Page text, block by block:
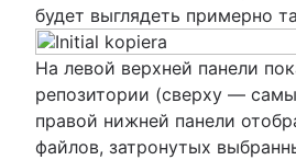
Основные идеи,
будет выглядеть примерно
На левой верхней панели
репозитории (сверху —
правой нижней панели
файлов, затронутых